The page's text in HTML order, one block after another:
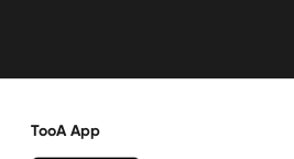
TooA App